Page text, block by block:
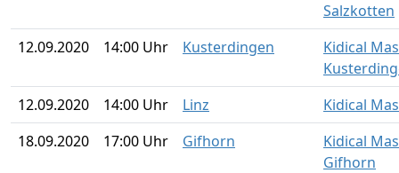
Salzkotten
12.09.2020
14:00 Uhr Kusterdingen
Kidical
12.09.2020
14:00 Uhr Linz
Kidical
18.09.2020
17:00 Uhr Gifhorn
Kidical
Gifhorn